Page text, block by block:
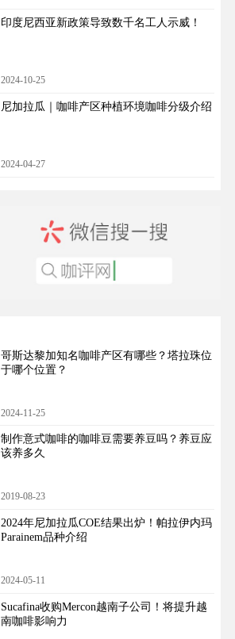
印度尼西亚新政策导致数千名工人示威！
2024-10-25
尼加拉瓜｜咖啡产区种植环境咖啡分级介绍
2024-04-27
哥斯达黎加知名咖啡产区有哪些？塔拉珠位
于哪个位置？
2024-11-25
制作意式咖啡的咖啡豆需要养豆吗？养豆应
该养多久
2019-08-23
2024年尼加拉瓜COE结果出炉！帕拉伊内玛
Parainem品种介绍
2024-05-11
Sucafina收购Mercon越南子公司！将提升越
南咖啡影响力